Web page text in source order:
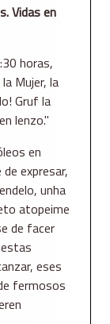
Vidas en
horas,
Mujer, la
Gruf la
lenzo."
en
expresar,
unha
atopeime
de facer
eses
fermosos